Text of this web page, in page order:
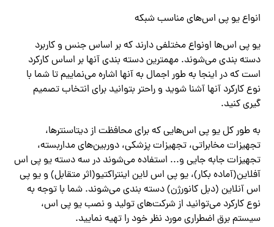
انواع یو پی اس‌‌های مناسب شبکه
یو پی اس‌‌ها اونواع مختلفی دارند که بر اساس جنس و کاربرد
دسته بندی‌ می‌شوند. مهمترین دسته بندی آنها بر اساس کارکرد
است که در اینجا به طور اجمال به آنها اشاره‌ می‌نماییم تا شما با
نوع کارکرد آنها آشنا شوید و راحتر بتوانید برای انتخاب تصمیم
گیری کنید.
به طور کل یو پی اس‌‌هایی که برای محافظت از دیتاسنترها،
تجهیزات مخابراتی، تجهیزات پزشکی، دوربین‌‌های مداربسته،
تجهیزات جابه جایی و‌.‌‌.. استفاده‌ می‌شوند در سه دسته یو پی اس
آفلاین(آماده بکار)، یو پی اس لاین اینتراکتیو(اثر متقابل) و یو پی
اس آنلاین (دبل کانورژن) دسته بندی‌ می‌شوند. شما با توجه به
نوع کارکرد‌ می‌توانید از شرکت‌‌های تولید و نصب یو پی اس،
سیستم برق اضطراری مورد نظر خود را تهیه نمایید.